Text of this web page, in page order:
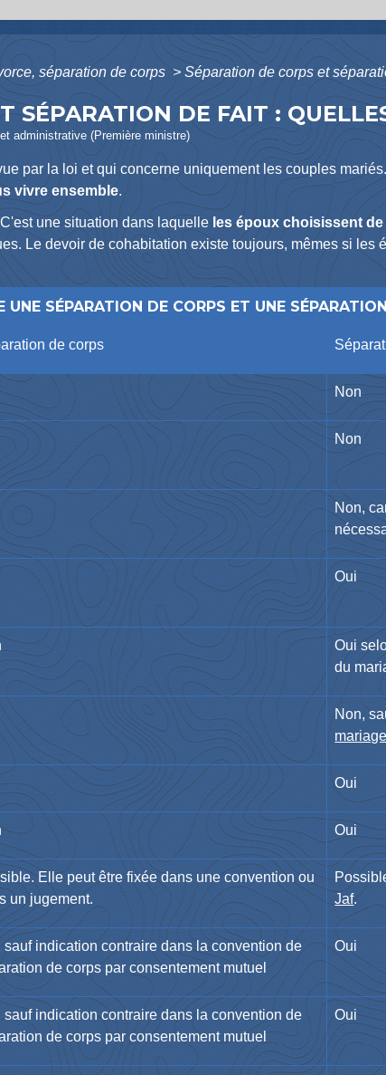
séparation de corps> Séparation de corps et
SÉPARATION DE FAIT :
administrative (Première ministre)
par la loi et qui concerne uniquement les couples
vivre ensemble.
une situation dans laquelleles époux choisissent
Le devoir de cohabitation existe toujours, mêmes si les
UNE SÉPARATION DE CORPS ET UNE
de corps
Non
Non
Non,
Oui
Oui
du
Non,
mariage
Oui
Oui
Elle peut être fixée dans une convention ou
un jugement.
Jaf.
sauf indication contraire dans la convention de
de corps par consentement mutuel
Oui
sauf indication contraire dans la convention de
de corps par consentement mutuel
Oui